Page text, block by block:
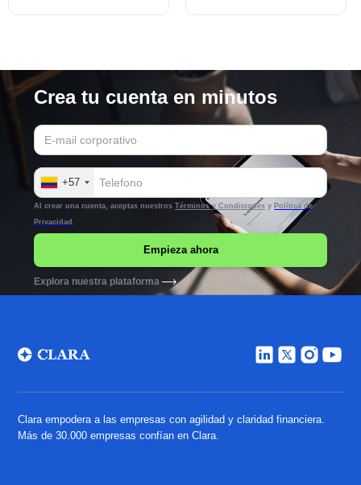
Crea tu cuenta en minutos
+57
Al crear una cuenta, aceptas nuestrosTérminos y Condiciones y Política de
Privacidad
Explora nuestra plataforma
Clara empodera a las empresas con agilidad y claridad financiera.
Más de 30.000 empresas confían en Clara.